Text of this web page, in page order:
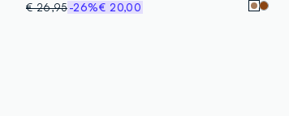
€ 26,95-26%€ 20,00